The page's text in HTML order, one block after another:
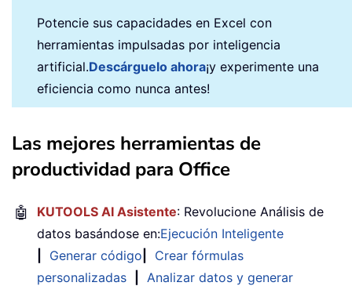
Potencie sus capacidades en Excel con
herramientas impulsadas por inteligencia
artificial.Descárguelo ahora¡y experimente una
eficiencia como nunca antes!
Las mejores herramientas de
productividad para Office
🤖 KUTOOLS AI Asistente: Revolucione Análisis de
datos basándose en:Ejecución Inteligente
Generar código
Crear fórmulas
personalizadas
Analizar datos y generar